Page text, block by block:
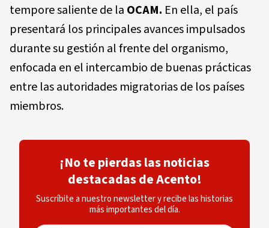
tempore saliente de la OCAM. En ella, el país
presentará los principales avances impulsados
durante su gestión al frente del organismo,
enfocada en el intercambio de buenas prácticas
entre las autoridades migratorias de los países
miembros.
¡No te pierdas las noticias
destacadas de Acento!
Suscríbite a nuestro newsletter y recibe las historias
más importantes del día.